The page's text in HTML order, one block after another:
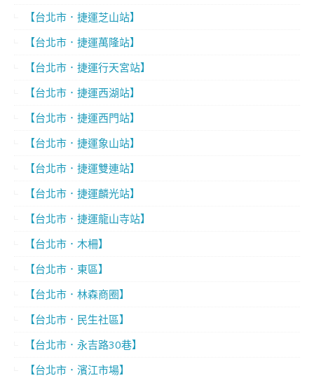
【台北市．捷運芝山站】
【台北市．捷運萬隆站】
【台北市．捷運行天宮站】
【台北市．捷運西湖站】
【台北市．捷運西門站】
【台北市．捷運象山站】
【台北市．捷運雙連站】
【台北市．捷運麟光站】
【台北市．捷運龍山寺站】
【台北市．木柵】
【台北市．東區】
【台北市．林森商圈】
【台北市．民生社區】
【台北市．永吉路30巷】
【台北市．濱江市場】